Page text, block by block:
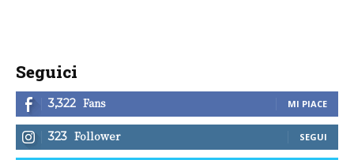
Seguici
3,322 Fans MI PIACE
323 Follower SEGUI